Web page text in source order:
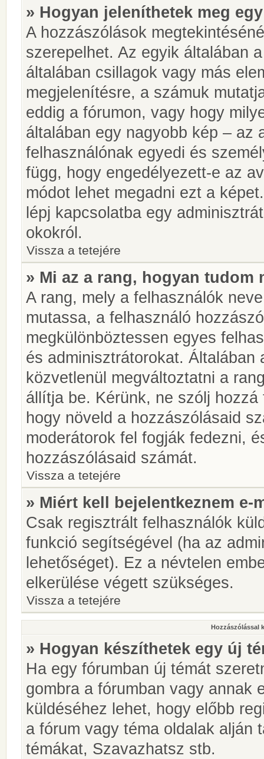
» Hogyan jeleníthetek meg
A hozzászólások
szerepelhet. Az egyik általában
általában csillagok vagy más
megjelenítésre, a számuk
eddig a fórumon, vagy hogy
általában egy nagyobb kép – az
felhasználónak egyedi és
függ, hogy engedélyezett-e az
módot lehet megadni ezt a
lépj kapcsolatba egy
okokról.
Vissza a tetejére
» Mi az a rang, hogyan tudom
A rang, mely a felhasználók
mutassa, a felhasználó
megkülönböztessen egyes
és adminisztrátorokat. Általában
közvetlenül megváltoztatni a
állítja be. Kérünk, ne szólj
hogy növeld a hozzászólásaid
moderátorok fel fogják fedezni,
hozzászólásaid számát.
Vissza a tetejére
» Miért kell bejelentkeznem e-
Csak regisztrált felhasználók
funkció segítségével (ha az
lehetőséget). Ez a névtelen
elkerülése végett szükséges.
Vissza a tetejére
Hozzászólással
» Hogyan készíthetek egy új
Ha egy fórumban új témát
gombra a fórumban vagy annak
küldéséhez lehet, hogy előbb
a fórum vagy téma oldalak alján
témákat, Szavazhatsz stb.